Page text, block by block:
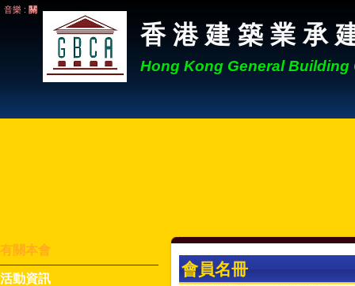
音樂 : 關
香 港 建 築 業 承
Hong Kong General
有關本會
活動資訊 會員名冊